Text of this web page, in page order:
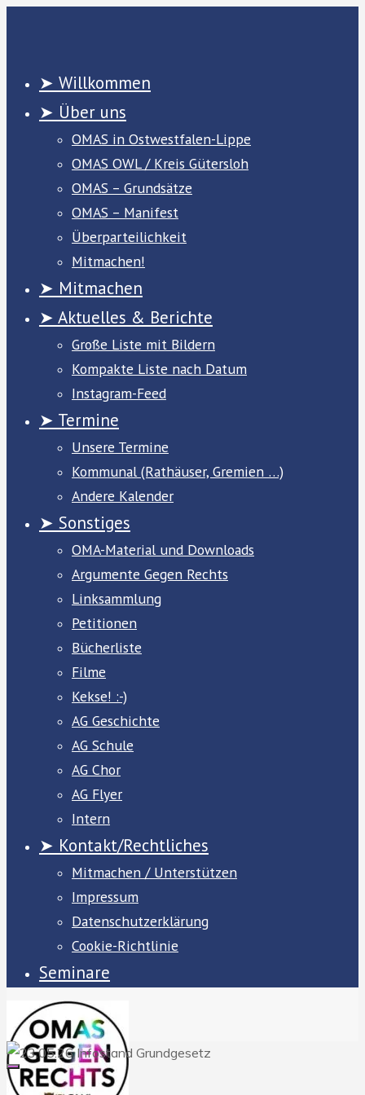
➤ Willkommen
➤ Über uns
OMAS in Ostwestfalen-Lippe
OMAS OWL / Kreis Gütersloh
OMAS – Grundsätze
OMAS – Manifest
Überparteilichkeit
Mitmachen!
➤ Mitmachen
➤ Aktuelles & Berichte
Große Liste mit Bildern
Kompakte Liste nach Datum
Instagram-Feed
➤ Termine
Unsere Termine
Kommunal (Rathäuser, Gremien …)
Andere Kalender
➤ Sonstiges
OMA-Material und Downloads
Argumente Gegen Rechts
Linksammlung
Petitionen
Bücherliste
Filme
Kekse! :-)
AG Geschichte
AG Schule
AG Chor
AG Flyer
Intern
➤ Kontakt/Rechtliches
Mitmachen / Unterstützen
Impressum
Datenschutzerklärung
Cookie-Richtlinie
Seminare